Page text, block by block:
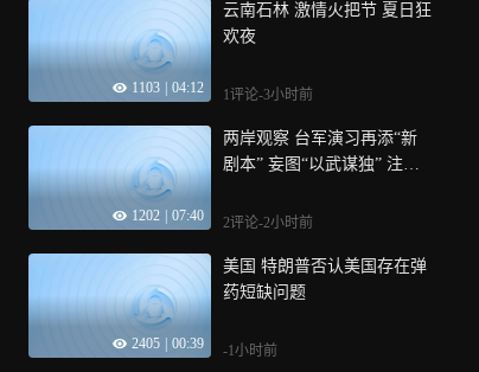
1103 04:12
云南石林 激情火把节 夏日狂
欢夜
1评论-3小时前
1202 07:40
两岸观察 台军演习再添“新
剧本” 妄图“以武谋独” 注定
2评论-2小时前
2405 00:39
美国 特朗普否认美国存在弹
药短缺问题
-1小时前